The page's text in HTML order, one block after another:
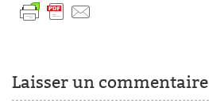
Laisser un commentaire